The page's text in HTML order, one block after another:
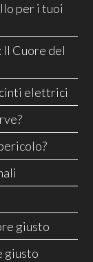
per i tuoi
Cuore del
elettrici
giusto
giusto